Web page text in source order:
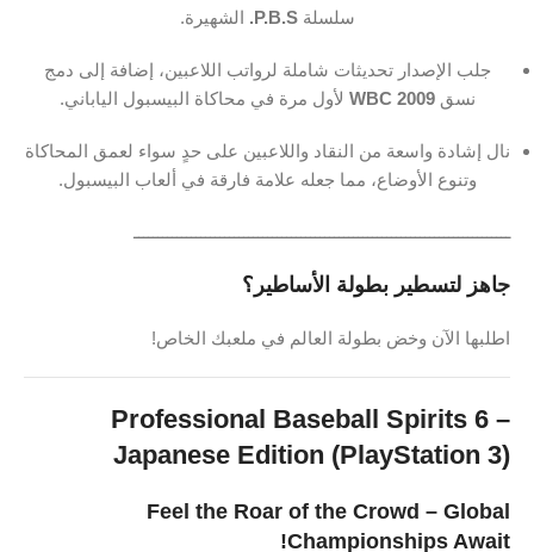
سلسلةP.B.S. الشهيرة.
جلب الإصدار تحديثات شاملة لرواتب اللاعبين، إضافة إلى دمج
نسقWBC 2009 لأول مرة في محاكاة البيسبول الياباني.
نال إشادة واسعة من النقاد واللاعبين على حدٍ سواء لعمق المحاكاة
وتنوع الأوضاع، مما جعله علامة فارقة في ألعاب البيسبول.
ـــــــــــــــــــــــــــــــــــــــــــــــــــــــــــــــــــــــــــــــ
جاهز لتسطير بطولة الأساطير؟
اطلبها الآن وخض بطولة العالم في ملعبك الخاص!
Professional Baseball Spirits 6 –
Japanese Edition (PlayStation 3)
Feel the Roar of the Crowd – Global
Championships Await!